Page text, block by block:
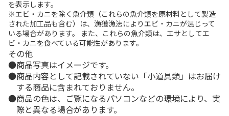
を表示します。
※エビ・カニを除く魚介類（これらの魚介類を原材料として製造
された加工品も含む）は、漁獲漁法によりエビ・カニが混じって
いる場合があります。 また、これらの魚介類は、エサとしてエ
ビ・カニを食べている可能性があります。
その他
商品写真はイメージです。
商品内容として記載されていない「小道具類」はお届け
する商品に含まれておりません。
商品の色は、ご覧になるパソコンなどの環境により、実
際と異なる場合があります。